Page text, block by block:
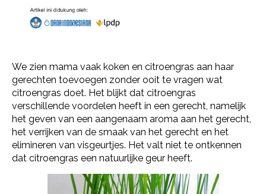
We zien mama vaak koken en citroengras aan haar
gerechten toevoegen zonder ooit te vragen wat
citroengras doet. Het blijkt dat citroengras
verschillende voordelen heeft in een gerecht, namelijk
het geven van een aangenaam aroma aan het gerecht,
het verrijken van de smaak van het gerecht en het
elimineren van visgeurtjes. Het valt niet te ontkennen
dat citroengras een natuurlijke geur heeft.